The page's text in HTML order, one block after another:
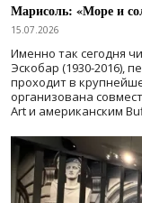
Марисоль: «Море и
15.07.2026
Именно так сегодня
Эскобар (1930-2016),
проходит в
организована
Art и американским